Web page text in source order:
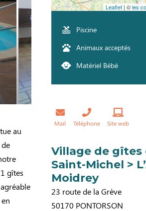
au
gîtes
Leaflet| ©les
Piscine
Animaux acceptés
Matériel Bébé
Mail Téléphone Site web
Village de
Saint-Michel >
Moidrey
23 route de la Grève
50170 PONTORSON